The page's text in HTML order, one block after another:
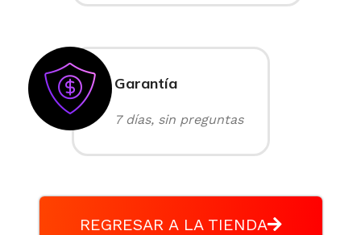
Garantía
7 días, sin preguntas
REGRESAR A LA TIENDA